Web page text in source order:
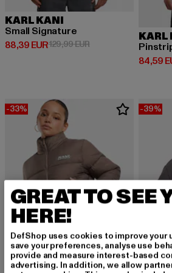
KARL KANI
Small Signature
88,39 EUR
Derzeitiger Preis: 88,39 EUR
129,99 EURAktionspreis: 129,99
KARL
84,59
-33% -39%
GREAT TO SEE
HERE!
DefShop uses cookies to improve your
save your preferences, analyse use
provide and measure interest-based
advertising. In addition, we allow